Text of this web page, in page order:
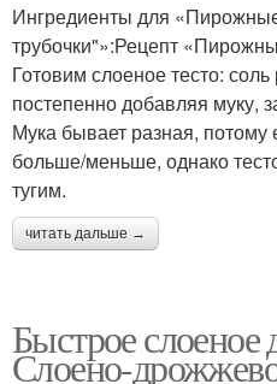
Ингредиенты для
трубочки"»:Рецепт
Готовим слоеное тесто:
постепенно добавляя муку,
Мука бывает разная, потому
больше/меньше, однако
тугим.
читать дальше →
Быстрое слоеное
Слоено-